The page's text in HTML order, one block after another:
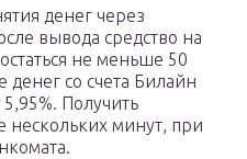
денег через
вывода средство на
не меньше 50
денег со счета Билайн
5,95%. Получить
минут, при